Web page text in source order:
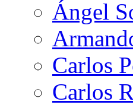
Ángel
Carlos
Carlos